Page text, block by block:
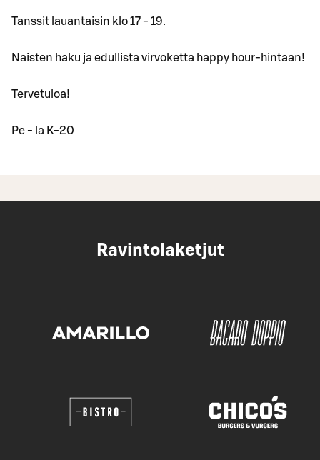
Tanssit lauantaisin klo 17 - 19.
Naisten haku ja edullista virvoketta happy hour-hintaan!
Tervetuloa!
Pe - la K-20
Ravintolaketjut